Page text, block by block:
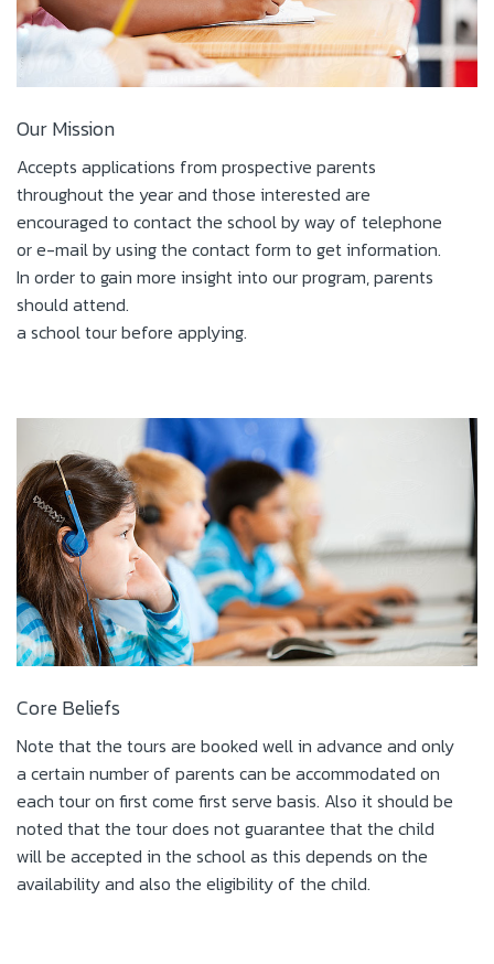
Our Mission
Accepts applications from prospective parents
throughout the year and those interested are
encouraged to contact the school by way of telephone
or e-mail by using the contact form to get information.
In order to gain more insight into our program, parents
should attend.
a school tour before applying.
Core Beliefs
Note that the tours are booked well in advance and only
a certain number of parents can be accommodated on
each tour on first come first serve basis. Also it should be
noted that the tour does not guarantee that the child
will be accepted in the school as this depends on the
availability and also the eligibility of the child.